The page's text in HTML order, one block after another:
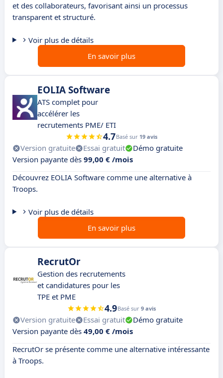
et des collaborateurs, favorisant ainsi un processus
transparent et structuré.
Voir plus de détails
En savoir plus
EOLIA Software
ATS complet pour
accélérer les
recrutements PME/ ETI
4.7Basé sur 19 avis
Version gratuite Essai gratuit
Démo gratuite
Version payante dès 99,00 € /mois
Découvrez EOLIA Software comme une alternative à
Troops.
Voir plus de détails
En savoir plus
RecrutOr
Gestion des recrutements
et candidatures pour les
TPE et PME
4.9Basé sur 9 avis
Version gratuite Essai gratuit
Démo gratuite
Version payante dès 49,00 € /mois
RecrutOr se présente comme une alternative intéressante
à Troops.